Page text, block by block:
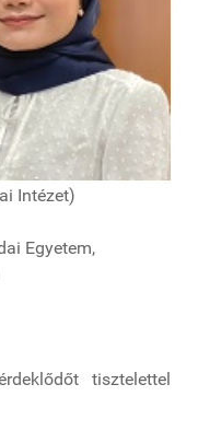
Intézet)
Egyetem,
tisztelettel